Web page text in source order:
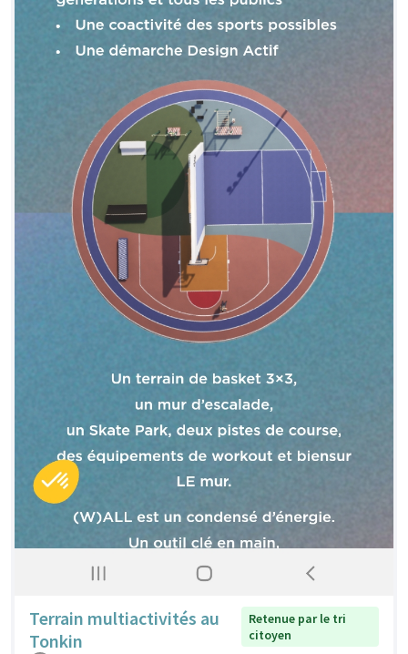
Terrain multiactivités au
Tonkin
Retenue par le tri
citoyen